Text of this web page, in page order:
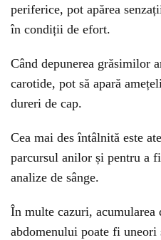
periferice, pot apărea
în condiții de efort.
Când depunerea grăsimilor
carotide, pot să apară
dureri de cap.
Cea mai des întâlnită este
parcursul anilor și pentru a
analize de sânge.
În multe cazuri,
abdomenului poate fi uneori